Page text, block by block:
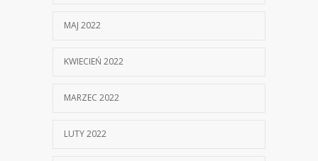
MAJ 2022
KWIECIEŃ 2022
MARZEC 2022
LUTY 2022